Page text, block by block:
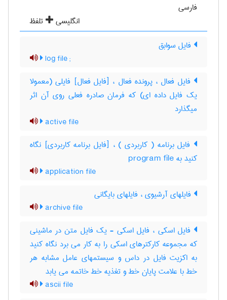
فارسی
انگلیسی
تلفظ
فایل سوابق
; log file
فایل فعال ، پرونده فعال ، [فایل فعال] فایلی (معمولا
یک فایل داده ای) که فرمان صادره فعلی روی آن اثر
میگذارد
active file
فایل برنامه ( کاربردی ) ، [فایل برنامه کاربردی] نگاه
کنید به ‎ program file
application file
فایلهای آرشیوی ، فایلهای بایگانی
archive file
فایل اسکی ، فایل اسکی - یک فایل متن در ماشینی
که مجموعه کارکترهای اسکی را به کار می برد نگاه کنید
به اکزیت فایل در داس و سیستمهای عامل مشابه هر
خط با علامت پایان خط و تغذیه خط خاتمه می یابد
ascii file